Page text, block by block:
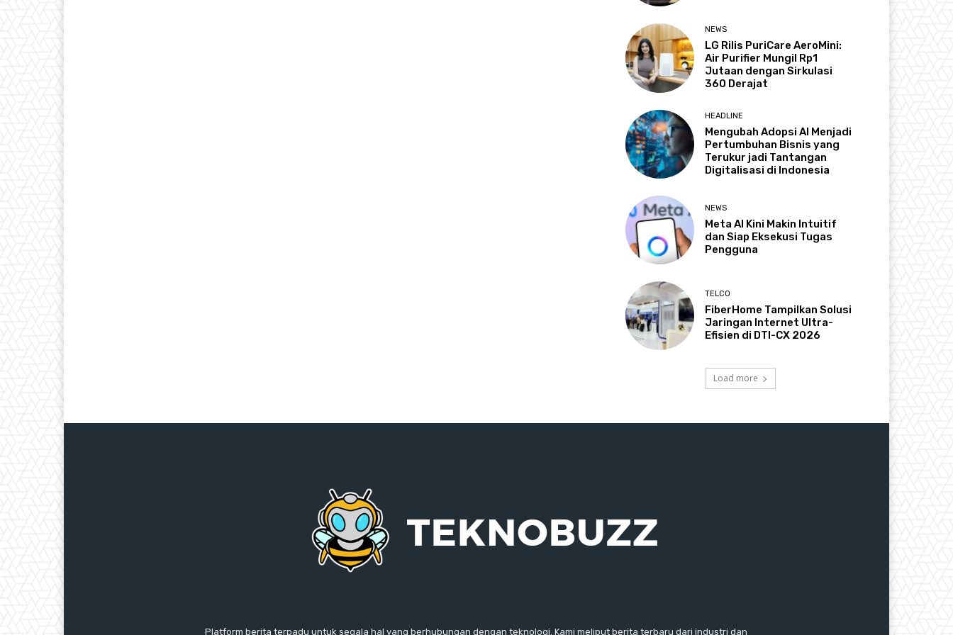
NEWS
LG Rilis PuriCare AeroMini:
Air Purifier Mungil Rp1
Jutaan dengan Sirkulasi
360 Derajat
HEADLINE
Mengubah Adopsi AI Menjadi
Pertumbuhan Bisnis yang
Terukur jadi Tantangan
Digitalisasi di Indonesia
NEWS
Meta AI Kini Makin Intuitif
dan Siap Eksekusi Tugas
Pengguna
TELCO
FiberHome Tampilkan Solusi
Jaringan Internet Ultra-
Efisien di DTI-CX 2026
Load more
Platform berita terpadu untuk segala hal yang berhubungan dengan teknologi. Kami meliput berita terbaru dari industri dan